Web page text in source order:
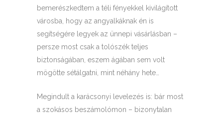
bemerészkedtem a téli fényekkel kivilágított
városba, hogy az angyalkáknak én is
segítségére legyek az ünnepi vásárlásban –
persze most csak a tolószék teljes
biztonságában, eszem ágában sem volt
mögötte sétálgatni, mint néhány hete…
Megindult a karácsonyi levelezés is: bár most
a szokásos beszámolómon – bizonytalan